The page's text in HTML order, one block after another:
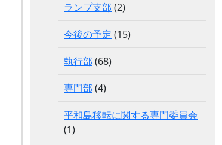
ランプ支部 (2)
今後の予定 (15)
執行部 (68)
専門部 (4)
平和島移転に関する専門委員会
(1)